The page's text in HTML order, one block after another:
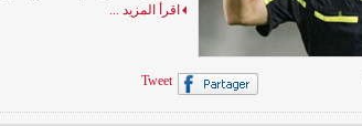
اقرأ المزيد ...
Tweet